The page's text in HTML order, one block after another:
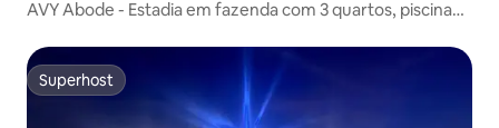
AVY Abode - Estadia em fazenda com 3 quartos, piscina
Superhost
Superhost